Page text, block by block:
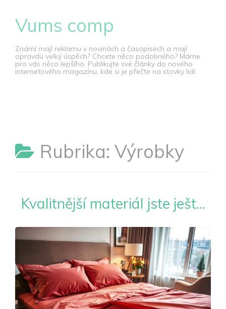
contentVums comp
Známí mají reklamu v novinách a časopisech a mají
opravdu velký úspěch? Chcete něco podobného? Máme
pro vás něco lepšího. Publikujte své články do nového
internetového magazínu, kde si je přečte na stovky lidí.
Rubrika: Výrobky
Kvalitnější materiál jste ješt...